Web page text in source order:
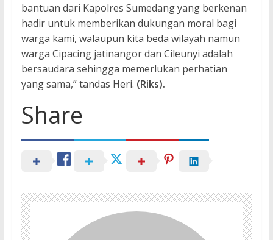
bantuan dari Kapolres Sumedang yang berkenan
hadir untuk memberikan dukungan moral bagi
warga kami, walaupun kita beda wilayah namun
warga Cipacing jatinangor dan Cileunyi adalah
bersaudara sehingga memerlukan perhatian
yang sama,” tandas Heri. (Riks).
Share